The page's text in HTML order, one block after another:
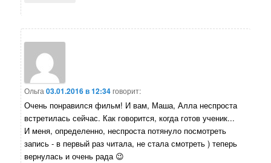
Ольга 03.01.2016 в 12:34говорит:
Очень понравился фильм! И вам, Маша, Алла неспроста
встретилась сейчас. Как говорится, когда готов ученик...
И меня, определенно, неспроста потянуло посмотреть
запись - в первый раз читала, не стала смотреть ) теперь
вернулась и очень рада 😉